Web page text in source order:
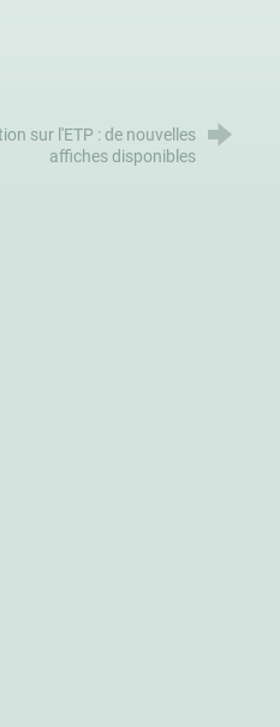
sur l'ETP : de nouvelles
affiches disponibles